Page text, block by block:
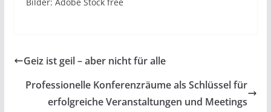
​Geiz ist geil – aber nicht für alle
Professionelle Konferenzräume als Schlüssel für
erfolgreiche Veranstaltungen und Meetings